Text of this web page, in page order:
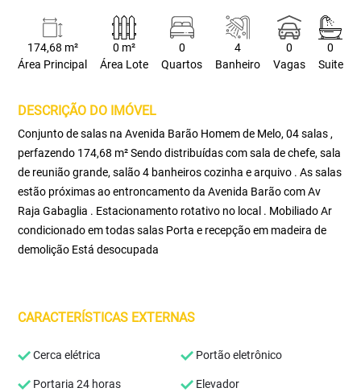
174,68 m²
Área Principal
0 m²
Área Lote
0
Quartos
4
Banheiro
0
Vagas
0
Suite
DESCRIÇÃO DO IMÓVEL
Conjunto de salas na Avenida Barão Homem de Melo, 04 salas ,
perfazendo 174,68 m² Sendo distribuídas com sala de chefe, sala
de reunião grande, salão 4 banheiros cozinha e arquivo . As salas
estão próximas ao entroncamento da Avenida Barão com Av
Raja Gabaglia . Estacionamento rotativo no local . Mobiliado Ar
condicionado em todas salas Porta e recepção em madeira de
demolição Está desocupada
CARACTERÍSTICAS EXTERNAS
Cerca elétrica Portão eletrônico
Portaria 24 horas Elevador